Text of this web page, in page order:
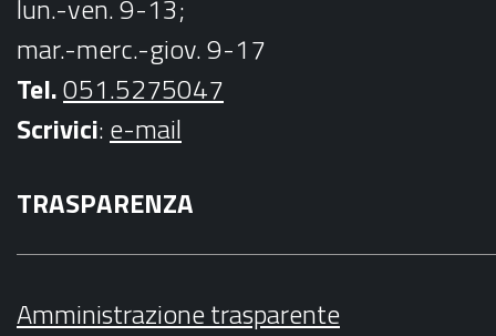
lun.-ven. 9-13;
mar.-merc.-giov. 9-17
Tel.051.5275047
Scrivici:e-mail
TRASPARENZA
Amministrazione trasparente